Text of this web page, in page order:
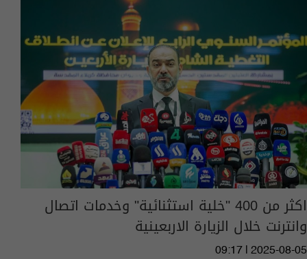
اكثر من 400 "خلية استثنائية" وخدمات اتصال
وانترنت خلال الزيارة الاربعينية
09:17 | 2025-08-05